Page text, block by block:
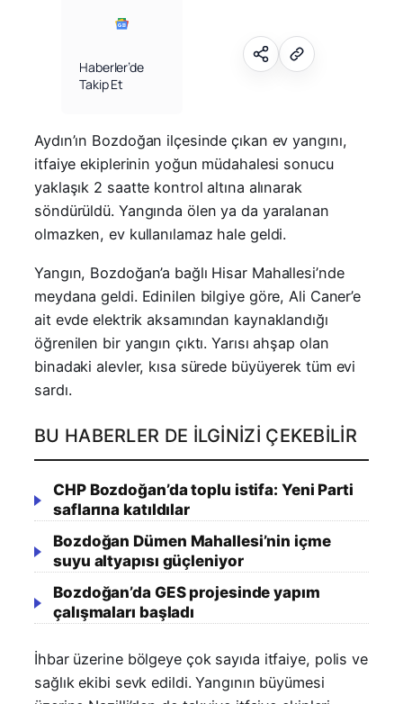
Haberler’de
Takip Et
Aydın’ın Bozdoğan ilçesinde çıkan ev yangını,
itfaiye ekiplerinin yoğun müdahalesi sonucu
yaklaşık 2 saatte kontrol altına alınarak
söndürüldü. Yangında ölen ya da yaralanan
olmazken, ev kullanılamaz hale geldi.
Yangın, Bozdoğan’a bağlı Hisar Mahallesi’nde
meydana geldi. Edinilen bilgiye göre, Ali Caner’e
ait evde elektrik aksamından kaynaklandığı
öğrenilen bir yangın çıktı. Yarısı ahşap olan
binadaki alevler, kısa sürede büyüyerek tüm evi
sardı.
BU HABERLER DE İLGINIZI ÇEKEBILIR
CHP Bozdoğan’da toplu istifa: Yeni Parti
saflarına katıldılar
Bozdoğan Dümen Mahallesi’nin içme
suyu altyapısı güçleniyor
Bozdoğan’da GES projesinde yapım
çalışmaları başladı
İhbar üzerine bölgeye çok sayıda itfaiye, polis ve
sağlık ekibi sevk edildi. Yangının büyümesi